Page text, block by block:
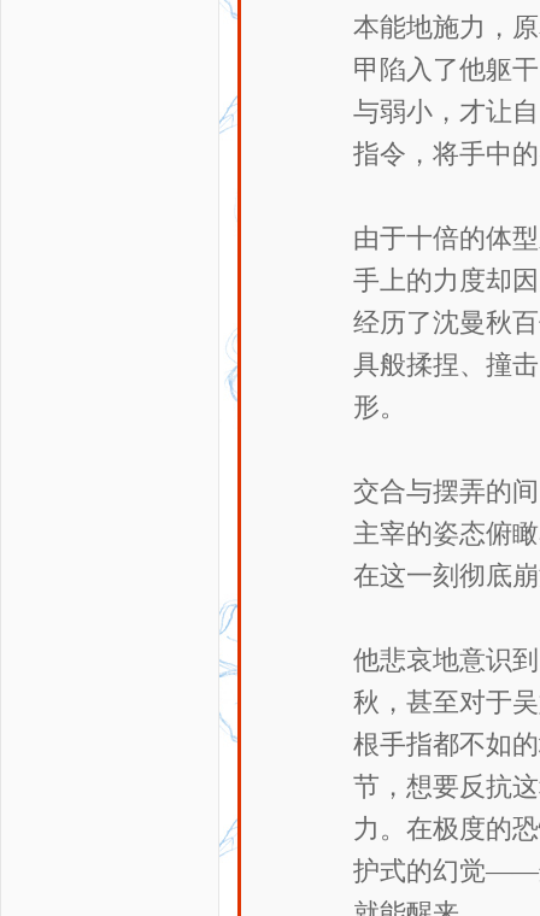
本能地施力，
甲陷入了他躯
与弱小，才让
指令，将手中
由于十倍的体
手上的力度却
经历了沈曼秋
具般揉捏、撞
形。
交合与摆弄的
主宰的姿态俯
在这一刻彻底
他悲哀地意识
秋，甚至对于
根手指都不如
节，想要反抗
力。在极度的
护式的幻觉——